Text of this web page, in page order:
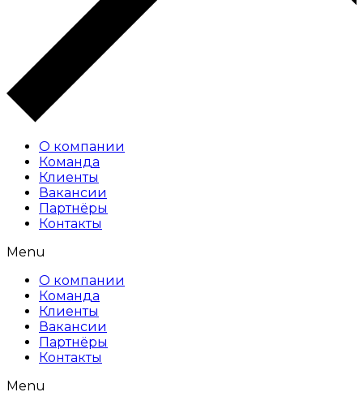
О компании
Команда
Клиенты
Вакансии
Партнёры
Контакты
Menu
О компании
Команда
Клиенты
Вакансии
Партнёры
Контакты
Menu